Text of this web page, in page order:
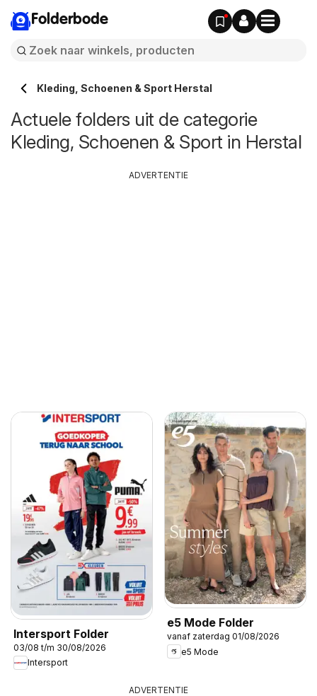
Folderbode
Kleding, Schoenen & Sport Herstal
Actuele folders uit de categorie
Kleding, Schoenen & Sport in Herstal
Intersport Folder
03/08 t/m 30/08/2026
Intersport
e5 Mode Folder
vanaf zaterdag 01/08/2026
e5 Mode
ADVERTENTIE
ADVERTENTIE